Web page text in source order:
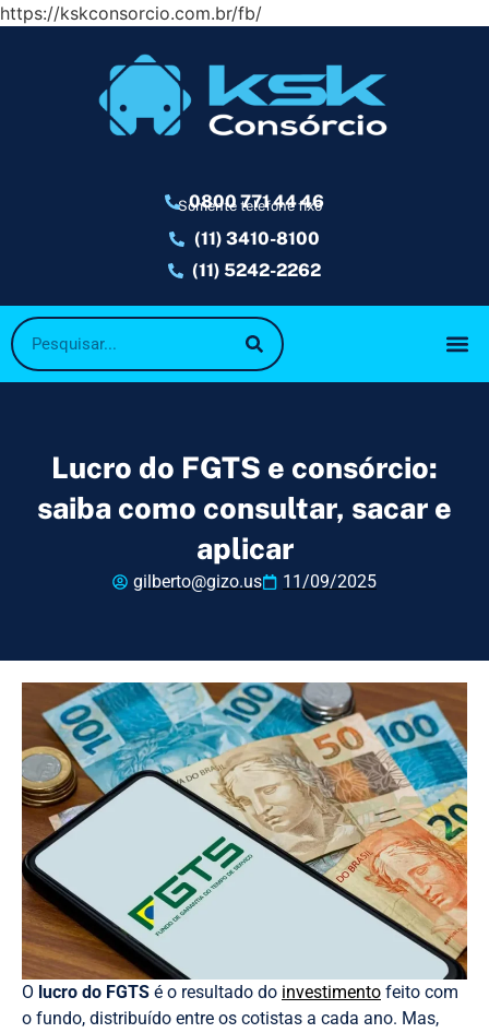
https://kskconsorcio.com.br/fb/
0800 771 44 46
Somente telefone fixo
(11) 3410-8100
(11) 5242-2262
Lucro do FGTS e consórcio:
saiba como consultar, sacar e
aplicar
gilberto@gizo.us 11/09/2025
O lucro do FGTS é o resultado do investimento feito com
o fundo, distribuído entre os cotistas a cada ano. Mas,